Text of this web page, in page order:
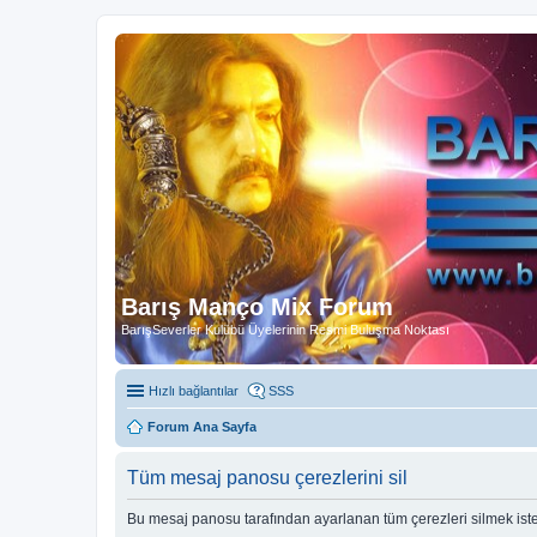
Barış Manço Mix Forum
BarışSeverler Kulübü Üyelerinin Resmi Buluşma Noktası
Hızlı bağlantılar SSS
Forum Ana Sayfa
Tüm mesaj panosu çerezlerini sil
Bu mesaj panosu tarafından ayarlanan tüm çerezleri silmek